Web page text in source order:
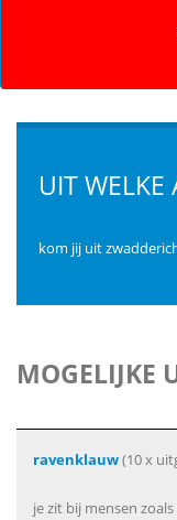
UIT WELKE
kom jij uit
MOGELIJKE
ravenklauw(10 x
je zit bij mensen